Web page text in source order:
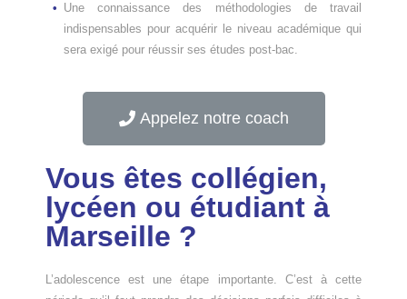
Une connaissance des méthodologies de travail
indispensables pour acquérir le niveau académique qui
sera exigé pour réussir ses études post-bac.
Appelez notre coach
Vous êtes collégien,
lycéen ou étudiant à
Marseille ?
L’adolescence est une étape importante. C’est à cette